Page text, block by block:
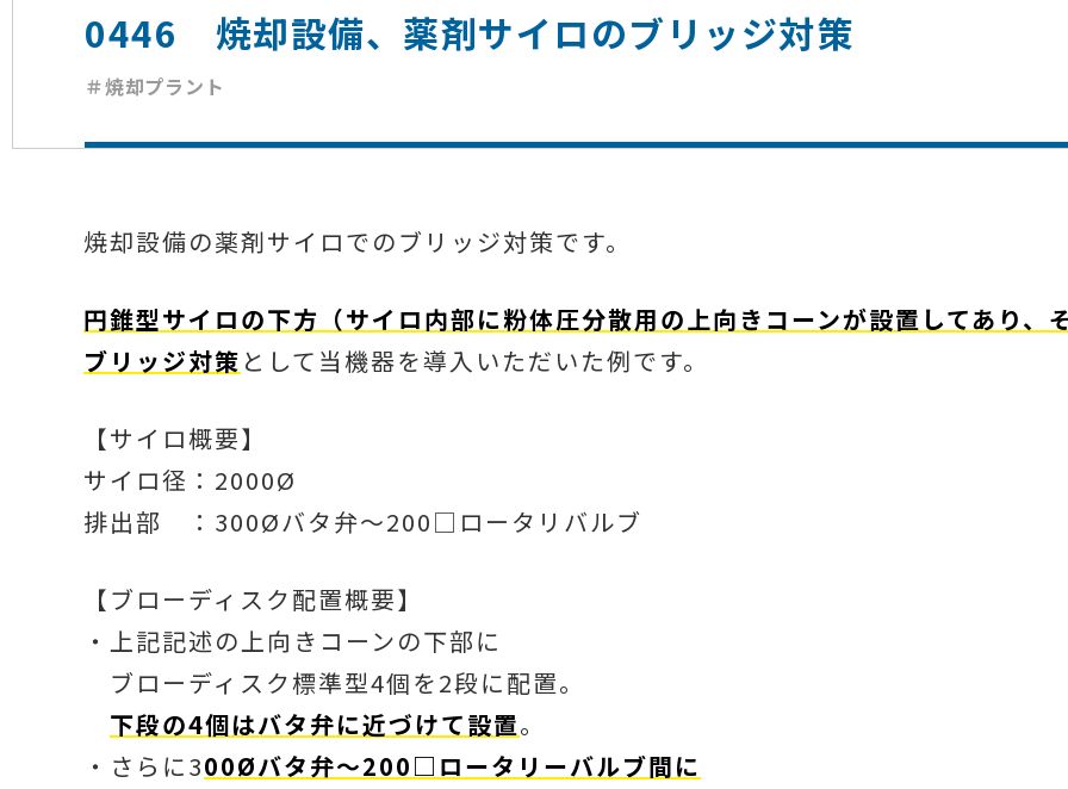
0446 焼却設備、薬剤サイロのブリッジ対策
＃焼却プラント
焼却設備の薬剤サイロでのブリッジ対策です。
円錐型サイロの下方（サイロ内部に粉体圧分散用の上向きコーンが設置してあり、
ブリッジ対策 として当機器を導入いただいた例です。
【サイロ概要】
サイロ径：2000Ø
排出部 ：300Øバタ弁～200□ロータリバルブ
【ブローディスク配置概要】
・上記記述の上向きコーンの下部に
ブローディスク標準型4個を2段に配置。
下段の4個はバタ弁に近づけて設置。
・さらに300Øバタ弁～200□ロータリーバルブ間に